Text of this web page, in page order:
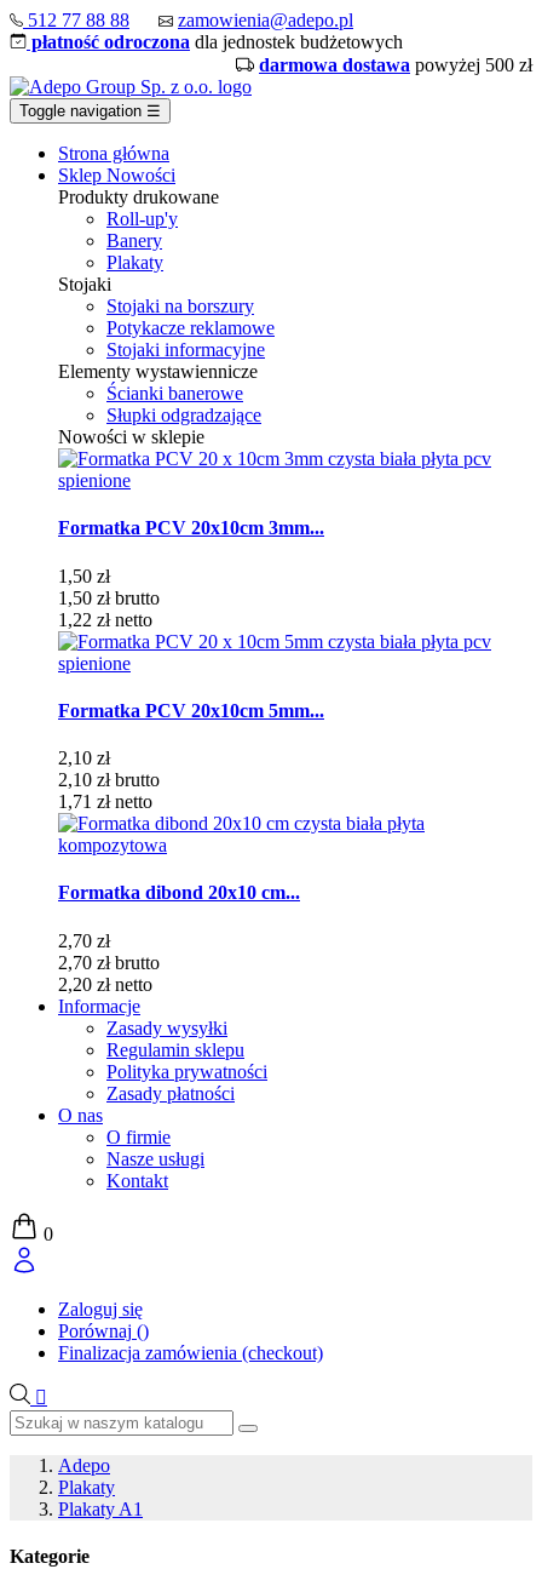
512 77 88 88
zamowienia@adepo.pl
płatność odroczona dla jednostek budżetowych
darmowa dostawa powyżej 500 zł
Toggle navigation ☰
Strona główna
Sklep Nowości
Produkty drukowane
Roll-up'y
Banery
Plakaty
Stojaki
Stojaki na borszury
Potykacze reklamowe
Stojaki informacyjne
Elementy wystawiennicze
Ścianki banerowe
Słupki odgradzające
Nowości w sklepie
Formatka PCV 20x10cm 3mm...
1,50 zł
1,50 zł brutto
1,22 zł netto
Formatka PCV 20x10cm 5mm...
2,10 zł
2,10 zł brutto
1,71 zł netto
Formatka dibond 20x10 cm...
2,70 zł
2,70 zł brutto
2,20 zł netto
Informacje
Zasady wysyłki
Regulamin sklepu
Polityka prywatności
Zasady płatności
O nas
O firmie
Nasze usługi
Kontakt
0
Zaloguj się
Porównaj ()
Finalizacja zamówienia (checkout)

Adepo
Plakaty
Plakaty A1
Kategorie